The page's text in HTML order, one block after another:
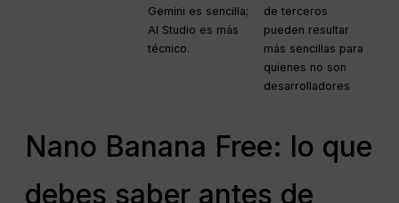
Gemini es sencilla;
AI Studio es más
técnico.
de terceros
pueden resultar
más sencillas para
quienes no son
desarrolladores
Nano Banana Free: lo que
debes saber antes de